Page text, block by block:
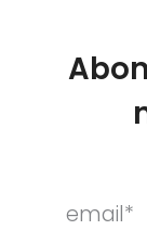
email*